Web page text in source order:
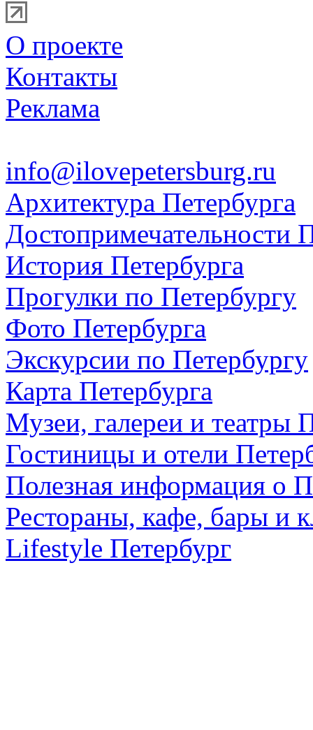
О проекте
Контакты
Реклама
info@ilovepetersburg.ru
Архитектура Петербурга
Достопримечательности
История Петербурга
Прогулки по Петербургу
Фото Петербурга
Экскурсии по Петербургу
Карта Петербурга
Музеи, галереи и театры
Гостиницы и отели
Полезная информация о
Рестораны, кафе, бары и
Lifestyle Петербург